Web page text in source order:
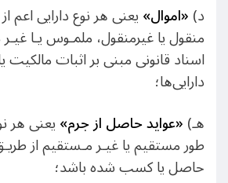
د)«اموال»یعنی هر نوع دارایی اعم
منقول یا غیرمنقول، ملمـوس یـا
اسناد قانونی مبنی بر اثبات مالکیت
دارایی‌ها؛
هـ)«عواید حاصل از جرم»یعنی هر
طور مستقیم یا غیـر مـستقیم از
حاصل یا کسب شده باشد؛